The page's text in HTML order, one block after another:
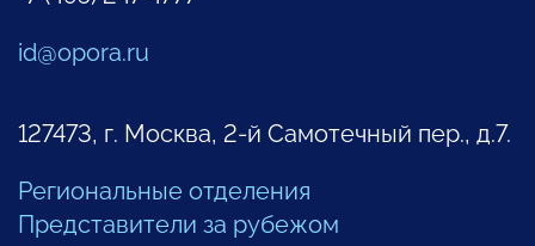
id@opora.ru
127473, г. Москва, 2-й Самотечный пер., д.7.
Региональные отделения
Представители за рубежом